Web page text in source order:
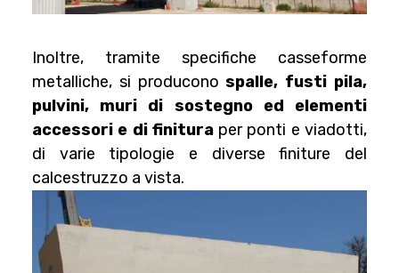
Inoltre, tramite specifiche casseforme
metalliche, si producono spalle, fusti pila,
pulvini, muri di sostegno ed elementi
accessori e di finituraper ponti e viadotti,
di varie tipologie e diverse finiture del
calcestruzzo a vista.